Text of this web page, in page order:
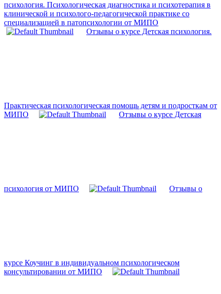
психология. Психологическая диагностика и психотерапия в
клинической и психолого-педагогической практике со
специализацией в патопсихологии от МИПО
Отзывы о курсе Детская психология.
Практическая психологическая помощь детям и подросткам от
МИПО
Отзывы о курсе Детская
психология от МИПО Отзывы о
курсе Коучинг в индивидуальном психологическом
консультировании от МИПО